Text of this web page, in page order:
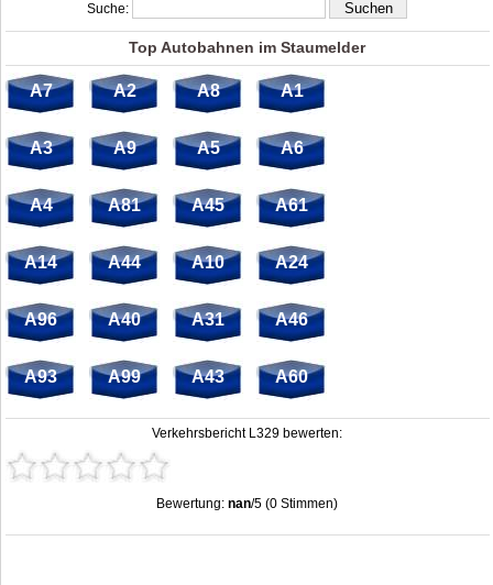
Suche:
Top Autobahnen im Staumelder
A7 A2 A8 A1
A3 A9 A5 A6
A4 A81 A45 A61
A14 A44 A10 A24
A96 A40 A31 A46
A93 A99 A43 A60
Verkehrsbericht L329 bewerten:
Bewertung:nan/5 (0 Stimmen)
Stau L329: Unfälle, Sperrung & Baustellen | Staumelder L329 ,nanout of5